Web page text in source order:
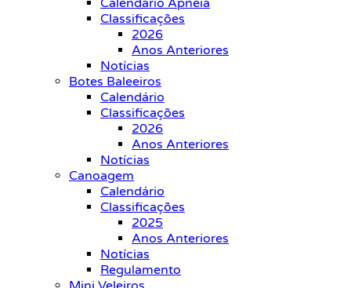
Calendário Apneia
Classificações
2026
Anos Anteriores
Notícias
Botes Baleeiros
Calendário
Classificações
2026
Anos Anteriores
Notícias
Canoagem
Calendário
Classificações
2025
Anos Anteriores
Notícias
Regulamento